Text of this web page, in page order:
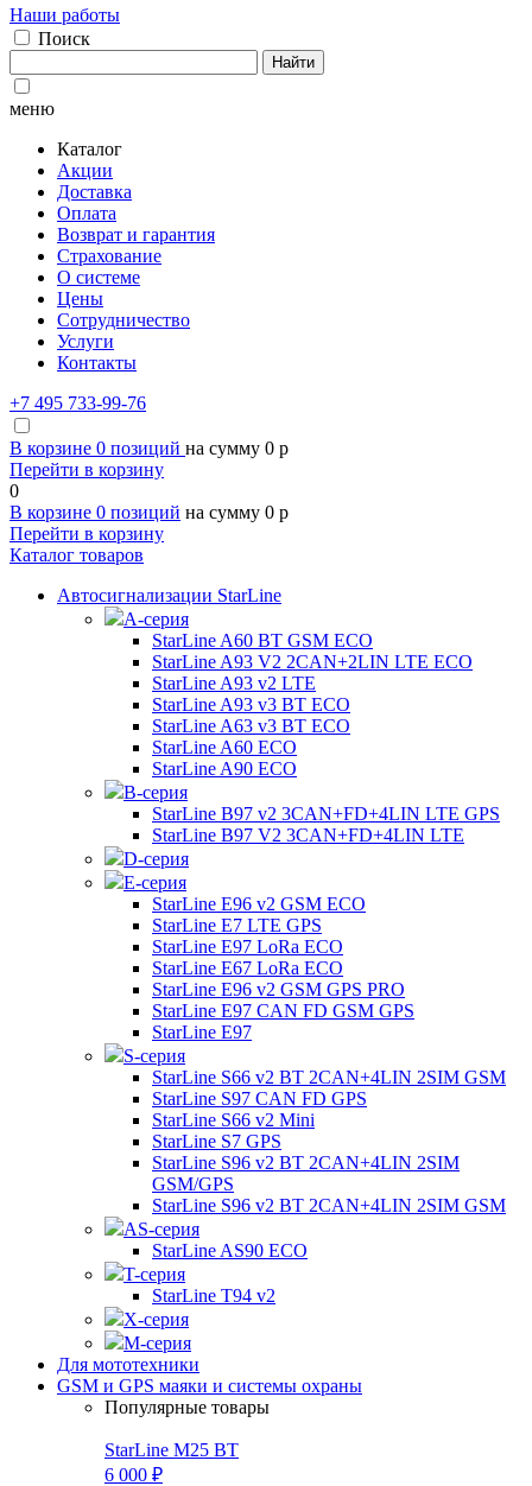
Наши работы
Поиск
Найти
меню
Каталог
Акции
Доставка
Оплата
Возврат и гарантия
Страхование
О системе
Цены
Сотрудничество
Услуги
Контакты
+7 495 733-99-76
В корзине 0 позиций на сумму 0 p
Перейти в корзину
0
В корзине 0 позиций на сумму 0 p
Перейти в корзину
Каталог товаров
Автосигнализации StarLine
А-серия
StarLine A60 BT GSM ECO
StarLine A93 V2 2CAN+2LIN LTE ECO
StarLine A93 v2 LTE
StarLine A93 v3 BT ECO
StarLine A63 v3 BT ECO
StarLine A60 ECO
StarLine A90 ECO
B-серия
StarLine B97 v2 3CAN+FD+4LIN LTE GPS
StarLine B97 V2 3CAN+FD+4LIN LTE
D-серия
E-серия
StarLine E96 v2 GSM ECO
StarLine E7 LTE GPS
StarLine E97 LoRa ECO
StarLine E67 LoRa ECO
StarLine E96 v2 GSM GPS PRO
StarLine E97 CAN FD GSM GPS
StarLine E97
S-серия
StarLine S66 v2 BT 2CAN+4LIN 2SIM GSM
StarLine S97 CAN FD GPS
StarLine S66 v2 Mini
StarLine S7 GPS
StarLine S96 v2 BT 2CAN+4LIN 2SIM
GSM/GPS
StarLine S96 v2 BT 2CAN+4LIN 2SIM GSM
AS-серия
StarLine AS90 ECO
T-серия
StarLine T94 v2
X-серия
M-серия
Для мототехники
GSM и GPS маяки и системы охраны
Популярные товары
StarLine M25 BT
6 000 ₽